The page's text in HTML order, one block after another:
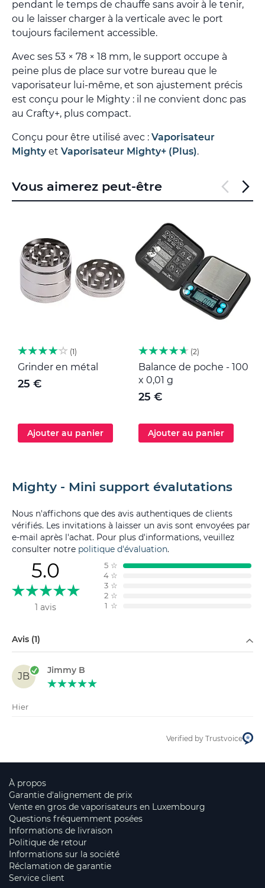
pendant le temps de chauffe sans avoir à le tenir,
ou le laisser charger à la verticale avec le port
toujours facilement accessible.
Avec ses 53 × 78 × 18 mm, le support occupe à
peine plus de place sur votre bureau que le
vaporisateur lui-même, et son ajustement précis
est conçu pour le Mighty : il ne convient donc pas
au Crafty+, plus compact.
Conçu pour être utilisé avec : Vaporisateur
Mightyet Vaporisateur Mighty+ (Plus).
Vous aimerez peut-être
1
Grinder en métal
25 €
Ajouter au panier
2
Balance de poche - 100
x 0,01 g
25 €
Ajouter au panier
Mighty - Mini support évalutations
Nous n'affichons que des avis authentiques de clients
vérifiés. Les invitations à laisser un avis sont envoyées par
e-mail après l'achat. Pour plus d'informations, veuillez
consulter notre politique d'évaluation.
5.0
1 avis
5 ☆
4 ☆
3 ☆
2 ☆
1 ☆
Avis (1)
JB
Jimmy B
Hier
Verified by Trustvoice
À propos
Garantie d'alignement de prix
Vente en gros de vaporisateurs en Luxembourg
Questions fréquemment posées
Informations de livraison
Politique de retour
Informations sur la société
Réclamation de garantie
Service client